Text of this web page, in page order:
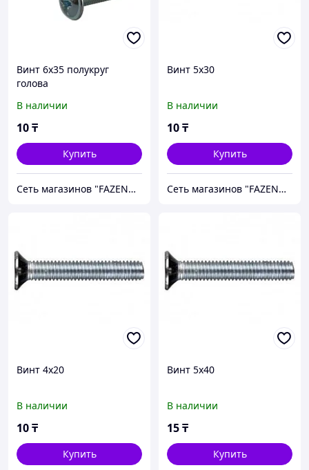
Винт 6х35 полукруг
голова
В наличии
10₸
Купить
Сеть магазинов "FAZENDA" ТОО Инкомстрой
Винт 5х30
В наличии
10₸
Купить
Сеть магазинов "FAZENDA" ТОО Инкомстрой
Винт 4х20
В наличии
10₸
Купить
Винт 5х40
В наличии
15₸
Купить